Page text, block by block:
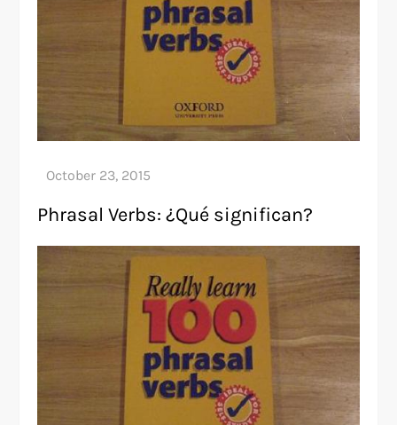
Phrasal Verbs: ¿Qué significan?